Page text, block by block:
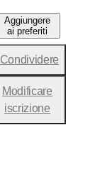
Aggiungere
ai preferiti
Condividere
Modificare
iscrizione